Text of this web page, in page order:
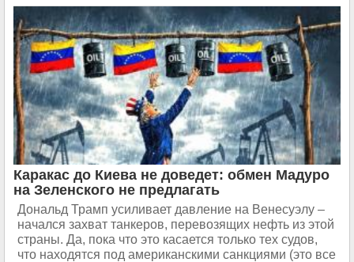
Каракас до Киева не доведет: обмен Мадуро
на Зеленского не предлагать
Дональд Трамп усиливает давление на Венесуэлу –
начался захват танкеров, перевозящих нефть из этой
страны. Да, пока что это касается только тех судов,
что находятся под американскими санкциями (это все